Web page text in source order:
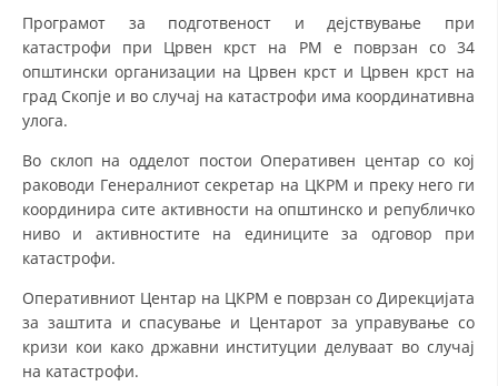
ИСТРАЖУВАЊЕ НА ЈАВНО МИСЛЕЊЕ
МЕЃУНАРОДНА СОРАБОТКА
ЗНАЧЕЊЕ НА СЛУЖБАТА ЗА БАРАЊЕ
ФОРМУЛАРИ ЗА БАРАЊА
ПРВА ПОМОШ
Програмот за подготвеност и дејствување при
катастрофи при Црвен крст на РМ е поврзан со 34
општински организации на Црвен крст и Црвен крст на
град Скопје и во случај на катастрофи има координативна
улога.
Во склоп на одделот постои Оперативен центар со кој
раководи Генералниот секретар на ЦКРМ и преку него ги
координира сите активности на општинско и републичко
ниво и активностите на единиците за одговор при
катастрофи.
Оперативниот Центар на ЦКРМ е поврзан со Дирекцијата
за заштита и спасување и Центарот за управување со
кризи кои како државни институции делуваат во случај
на катастрофи.